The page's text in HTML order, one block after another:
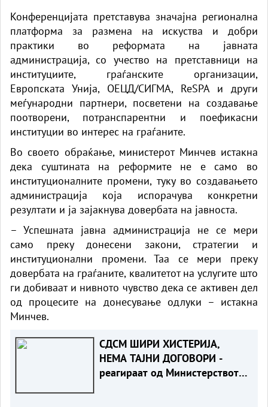
Конференцијата претставува значајна регионална
платформа за размена на искуства и добри
практики во реформата на јавната
администрација, со учество на претставници на
институциите, граѓанските организации,
Европската Унија, ОЕЦД/СИГМА, ReSPA и други
меѓународни партнери, посветени на создавање
поотворени, потранспарентни и поефикасни
институции во интерес на граѓаните.
Во своето обраќање, министерот Минчев истакна
дека суштината на реформите не е само во
институционалните промени, туку во создавањето
администрација која испорачува конкретни
резултати и ја зајакнува довербата на јавноста.
– Успешната јавна администрација не се мери
само преку донесени закони, стратегии и
институционални промени. Таа се мери преку
довербата на граѓаните, квалитетот на услугите што
ги добиваат и нивното чувство дека се активен дел
од процесите на донесување одлуки – истакна
Минчев.
СДСМ ШИРИ ХИСТЕРИЈА,
НЕМА ТАЈНИ ДОГОВОРИ -
реагираат од Министерството